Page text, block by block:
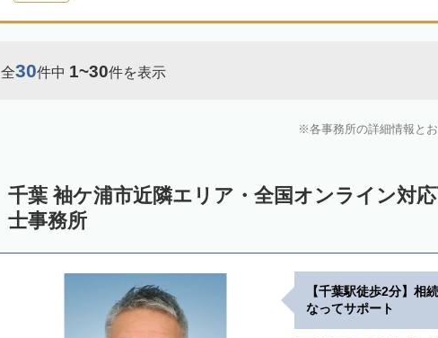
全30件中 1~30件を表示
各事務所の詳細情報と
千葉 袖ケ浦市近隣エリア・全国オンライン対
士事務所
【千葉駅徒歩2分】相
なってサポート